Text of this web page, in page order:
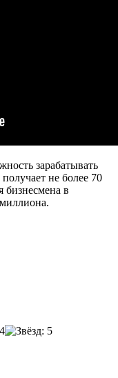
зарабатывать
не более 70
бизнесмена в